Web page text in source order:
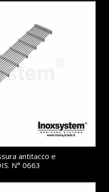
antitacco e
N° 0663